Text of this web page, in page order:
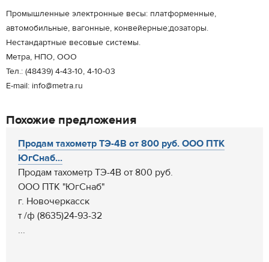
Промышленные электронные весы: платформенные,
автомобильные, вагонные, конвейерные;дозаторы.
Нестандартные весовые системы.
Метра, НПО, ООО
Тел.: (48439) 4-43-10, 4-10-03
E-mail: info@metra.ru
Похожие предложения
Продам тахометр ТЭ-4В от 800 руб. ООО ПТК
ЮгСнаб...
Продам тахометр ТЭ-4В от 800 руб.
ООО ПТК "ЮгСнаб"
г. Новочеркасск
т /ф (8635)24-93-32
...